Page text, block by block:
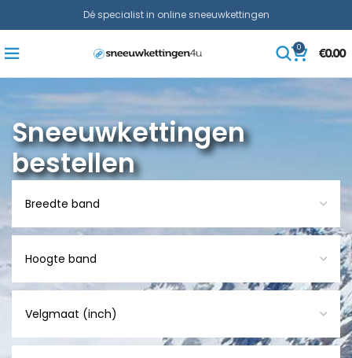
Dé specialist in online sneeuwkettingen
0
€0.00
Sneeuwkettingen
bestellen